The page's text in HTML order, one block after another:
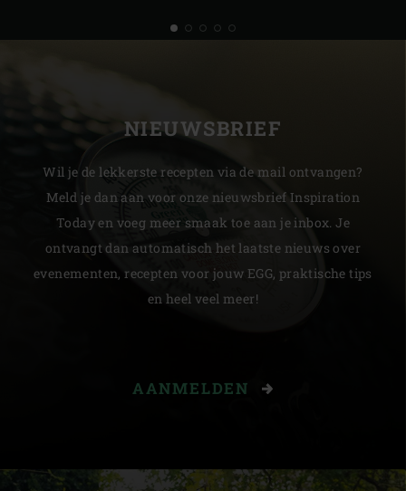
NIEUWSBRIEF
Wil je de lekkerste recepten via de mail ontvangen?
Meld je dan aan voor onze nieuwsbrief Inspiration
Today en voeg meer smaak toe aan je inbox. Je
ontvangt dan automatisch het laatste nieuws over
evenementen, recepten voor jouw EGG, praktische tips
en heel veel meer!
AANMELDEN